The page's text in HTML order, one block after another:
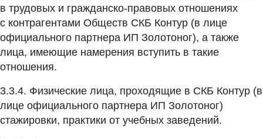
в трудовых и гражданско-правовых отношениях
с контрагентами Обществ СКБ Контур (в лице
официального партнера ИП Золотоног), а также
лица, имеющие намерения вступить в такие
отношения.
3.3.4. Физические лица, проходящие в СКБ Контур (в
лице официального партнера ИП Золотоног)
стажировки, практики от учебных заведений.